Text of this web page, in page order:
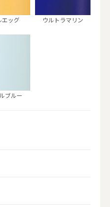
エッグ ウルトラマリン
ブルー